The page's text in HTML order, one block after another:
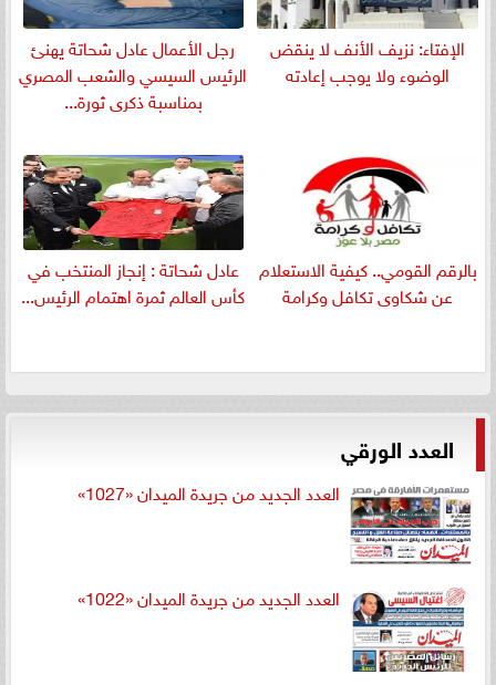
الإفتاء: نزيف الأنف لا ينقض
الوضوء ولا يوجب إعادته
رجل الأعمال عادل شحاتة يهنئ
الرئيس السيسي والشعب المصري
بمناسبة ذكرى ثورة...
بالرقم القومي.. كيفية الاستعلام
عن شكاوى تكافل وكرامة
عادل شحاتة : إنجاز المنتخب في
كأس العالم ثمرة اهتمام الرئيس...
العدد الورقي
العدد الجديد من جريدة الميدان «1027»
العدد الجديد من جريدة الميدان «1022»